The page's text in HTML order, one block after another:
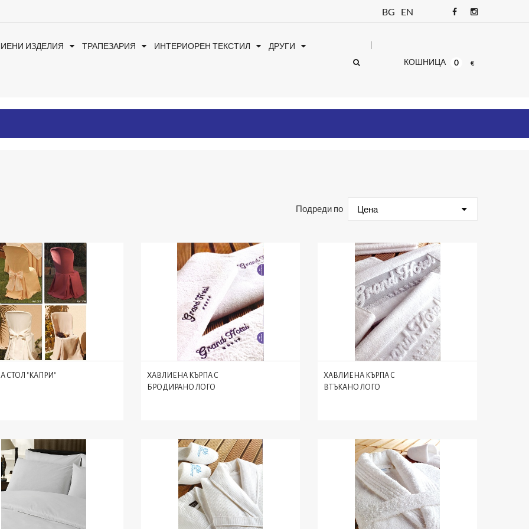
BG EN
ИЗДЕЛИЯ ТРАПЕЗАРИЯ ИНТЕРИОРЕН ТЕКСТИЛ ДРУГИ
КОШНИЦА 0 €
Подреди по Цена
СТОЛ "КАПРИ"
ХАВЛИЕНА КЪРПА С
БРОДИРАНО ЛОГО
ХАВЛИЕНА КЪРПА С
ВТЪКАНО ЛОГО